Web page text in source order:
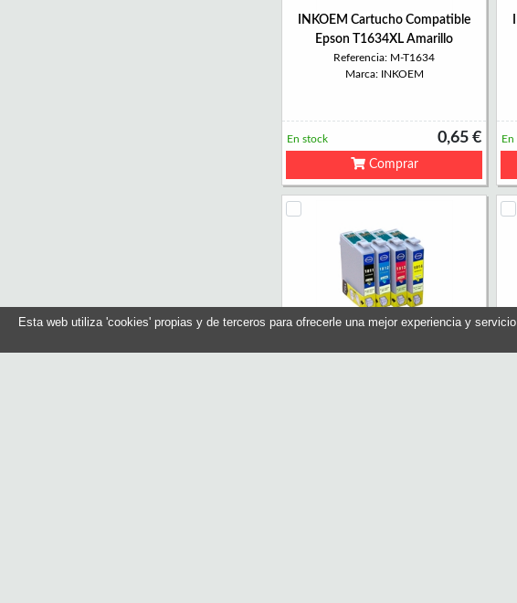
INKOEM Cartucho Compatible
Epson T1634XL Amarillo
Referencia: M-T1634
Marca: INKOEM
0,65 €
En stock
Comprar
En
Esta web utiliza 'cookies' propias y de terceros para ofrecerle una mejor experiencia y